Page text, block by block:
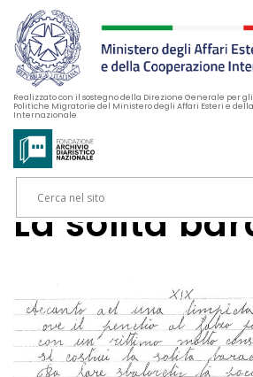
Realizzato con il sostegno della Direzione Generale per
Politiche Migratorie del Ministero degli Affari Esteri e
Internazionale
La solita